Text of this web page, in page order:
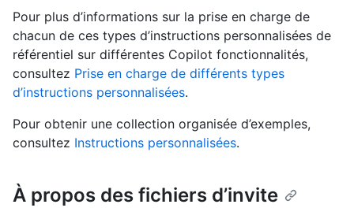
Pour plus d’informations sur la prise en charge de
chacun de ces types d’instructions personnalisées de
référentiel sur différentes Copilot fonctionnalités,
consultez Prise en charge de différents types
d’instructions personnalisées.
Pour obtenir une collection organisée d’exemples,
consultez Instructions personnalisées.
À propos des fichiers d’invite